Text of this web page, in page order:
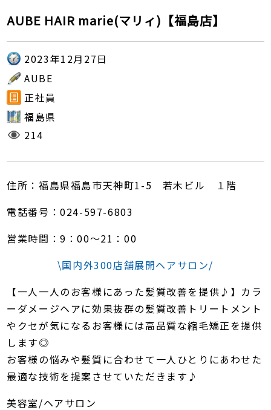
AUBE HAIR marie(マリィ)【福島店】
2023年12月27日
AUBE
正社員
福島県
214
住所：福島県福島市天神町1-5 若木ビル １階
電話番号：024-597-6803
営業時間：9：00～21：00
\国内外300店舗展開ヘアサロン/
【一人一人のお客様にあった髪質改善を提供♪】カラ
ーダメージヘアに効果抜群の髪質改善トリートメント
やクセが気になるお客様には高品質な縮毛矯正を提供
します◎
お客様の悩みや髪質に合わせて一人ひとりにあわせた
最適な技術を提案させていただきます♪
美容室/ヘアサロン